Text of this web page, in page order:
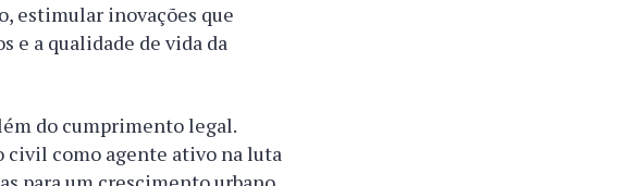
estimular inovações que
e a qualidade de vida da
do cumprimento legal.
civil como agente ativo na luta